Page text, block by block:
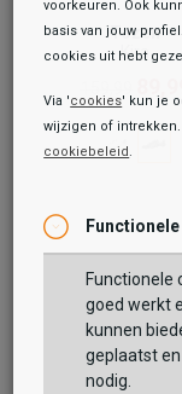
Tozen
Kira
voorkeuren. Ook
basis van jouw
cookies uit hebt
Via 'cookies' kun je
wijzigen of
cookiebeleid.
Functionele
goed werkt
kunnen
geplaatst
nodig.